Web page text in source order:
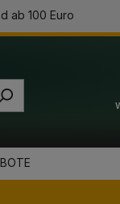
ab 100 Euro